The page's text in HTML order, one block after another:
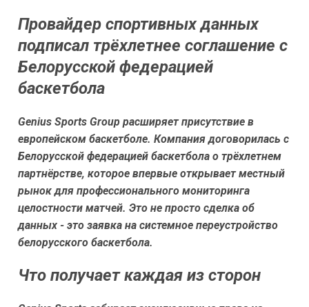
Провайдер спортивных данных
подписал трёхлетнее соглашение с
Белорусской федерацией
баскетбола
Genius Sports Group расширяет присутствие в
европейском баскетболе. Компания договорилась с
Белорусской федерацией баскетбола о трёхлетнем
партнёрстве, которое впервые открывает местный
рынок для профессионального мониторинга
целостности матчей. Это не просто сделка об
данных - это заявка на системное переустройство
белорусского баскетбола.
Что получает каждая из сторон